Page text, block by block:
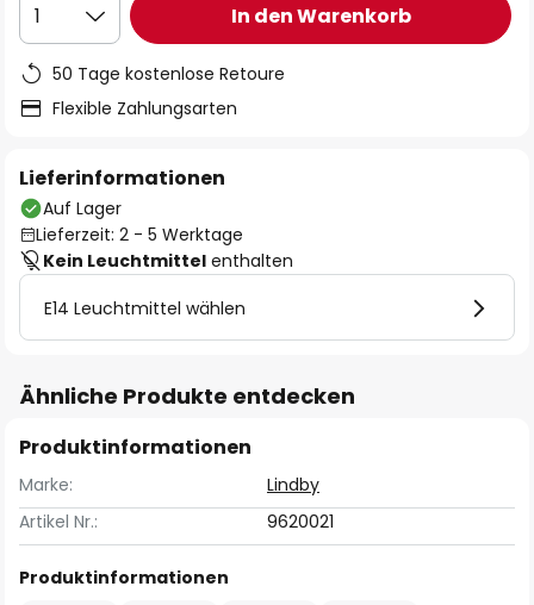
1 In den Warenkorb
50 Tage kostenlose Retoure
Flexible Zahlungsarten
Lieferinformationen
Auf Lager
Lieferzeit: 2 - 5 Werktage
Kein Leuchtmittel enthalten
E14 Leuchtmittel wählen
Ähnliche Produkte entdecken
Produktinformationen
Marke:
Lindby
Artikel Nr.:
9620021
Produktinformationen